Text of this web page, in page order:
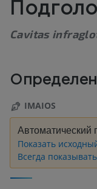
Cavitas
IMAIOS
Автоматический
Показать
Всегда